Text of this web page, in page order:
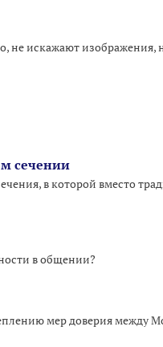
не искажают изображения,
сечении
в которой вместо
в общении?
мер доверия между